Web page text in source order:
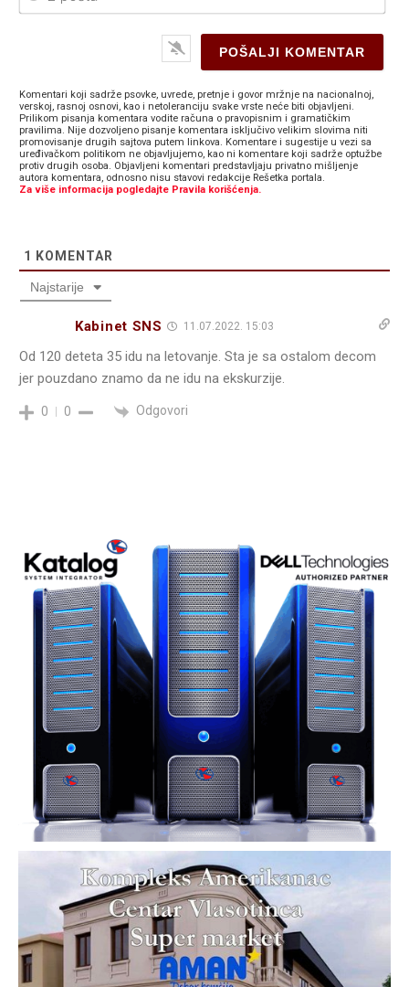
Komentari koji sadrže psovke, uvrede, pretnje i govor mržnje na nacionalnoj,
verskoj, rasnoj osnovi, kao i netoleranciju svake vrste neće biti objavljeni.
Prilikom pisanja komentara vodite računa o pravopisnim i gramatičkim
pravilima. Nije dozvoljeno pisanje komentara isključivo velikim slovima niti
promovisanje drugih sajtova putem linkova. Komentare i sugestije u vezi sa
uređivačkom politikom ne objavljujemo, kao ni komentare koji sadrže optužbe
protiv drugih osoba. Objavljeni komentari predstavljaju privatno mišljenje
autora komentara, odnosno nisu stavovi redakcije Rešetka portala.
Za više informacija pogledajte Pravila korišćenja.
1 KOMENTAR
Najstarije
Kabinet SNS 11.07.2022. 15:03
Od 120 deteta 35 idu na letovanje. Sta je sa ostalom decom
jer pouzdano znamo da ne idu na ekskurzije.
0 0 Odgovori